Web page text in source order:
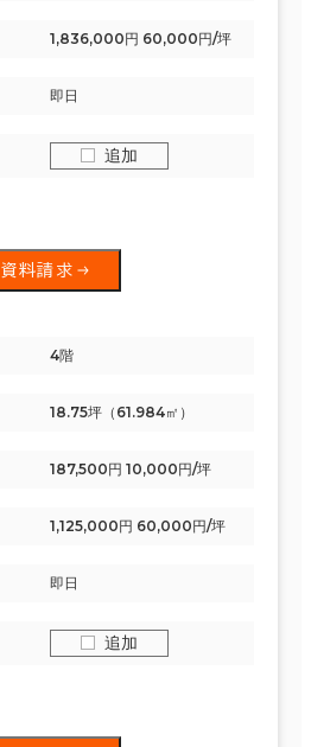
1,836,000円 60,000円/坪
即日
追加
資料請求
4階
18.75坪（61.984㎡）
187,500円 10,000円/坪
1,125,000円 60,000円/坪
即日
追加